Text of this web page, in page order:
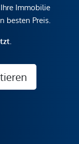
Immobilie
besten Preis.